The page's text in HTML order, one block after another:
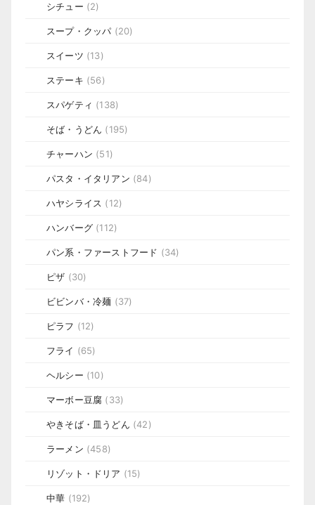
シチュー (2)
スープ・クッパ (20)
スイーツ (13)
ステーキ (56)
スパゲティ (138)
そば・うどん (195)
チャーハン (51)
パスタ・イタリアン (84)
ハヤシライス (12)
ハンバーグ (112)
パン系・ファーストフード (34)
ピザ (30)
ビビンバ・冷麺 (37)
ピラフ (12)
フライ (65)
ヘルシー (10)
マーボー豆腐 (33)
やきそば・皿うどん (42)
ラーメン (458)
リゾット・ドリア (15)
中華 (192)